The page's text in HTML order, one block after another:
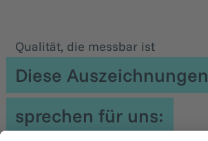
Qualität, die messbar ist
Diese Auszeichnungen
sprechen für uns: